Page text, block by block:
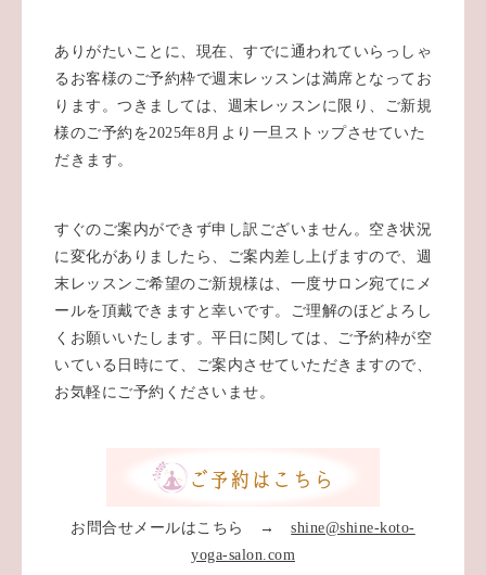
ありがたいことに、現在、すでに通われていらっしゃ
るお客様のご予約枠で週末レッスンは満席となってお
ります。つきましては、週末レッスンに限り、ご新規
様のご予約を2025年8月より一旦ストップさせていた
だきます。
すぐのご案内ができず申し訳ございません。空き状況
に変化がありましたら、ご案内差し上げますので、週
末レッスンご希望のご新規様は、一度サロン宛てにメ
ールを頂戴できますと幸いです。ご理解のほどよろし
くお願いいたします。平日に関しては、ご予約枠が空
いている日時にて、ご案内させていただきますので、
お気軽にご予約くださいませ。
お問合せメールはこちら →shine@shine-koto-
yoga-salon.com